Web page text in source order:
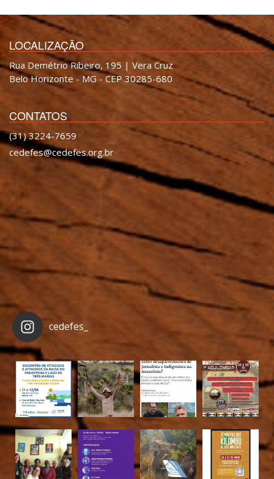
LOCALIZAÇÃO
Rua Demétrio Ribeiro, 195 | Vera Cruz
Belo Horizonte - MG - CEP 30285-680
CONTATOS
(31) 3224-7659
cedefes@cedefes.org.br
cedefes_